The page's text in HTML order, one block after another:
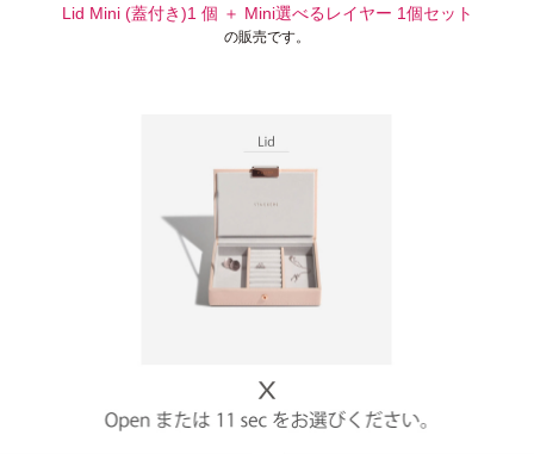
Lid Mini (蓋付き)1 個 ＋ Mini選べるレイヤー 1個セット
の販売です。